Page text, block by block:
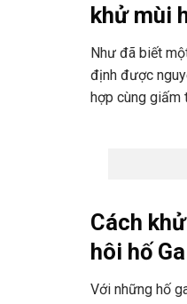
khử mùi
Như đã biết
định được
hợp cùng giấm
Cách
hôi hố
Với những hố